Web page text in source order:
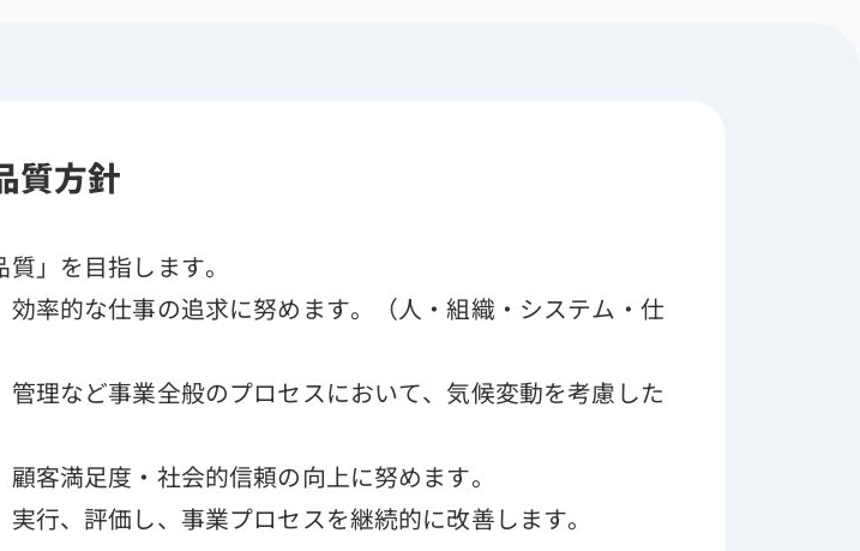
質方針
」を目指します。
率的な仕事の追求に努めます。（人・組織・システム・仕
理など事業全般のプロセスにおいて、気候変動を考慮した
客満足度・社会的信頼の向上に努めます。
行、評価し、事業プロセスを継続的に改善します。